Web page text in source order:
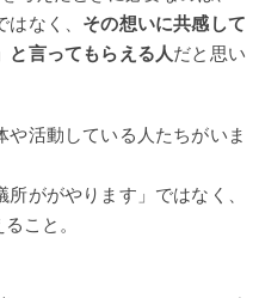
なく、 その想いに共感して
と言ってもらえる人だと思い
活動している人たちがいま
ががやります」ではなく、
こと。